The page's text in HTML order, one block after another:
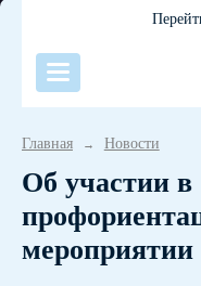
Главная → Новости
Об участии в
мероприятии